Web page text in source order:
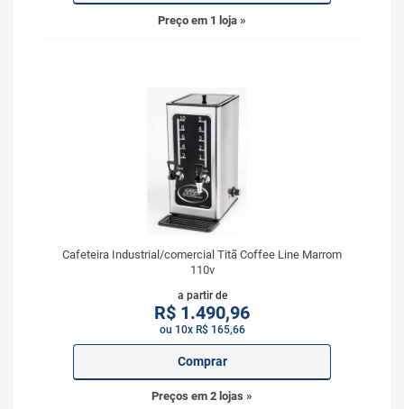
Preço em 1 loja »
Cafeteira Industrial/comercial Titã Coffee Line Marrom
110v
a partir de
R$ 1.490,96
ou 10x R$ 165,66
Comprar
Preços em 2 lojas »